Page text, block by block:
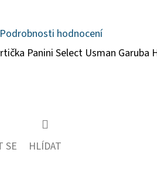
Podrobnosti hodnocení
Panini Select Usman Garuba
SE HLÍDAT